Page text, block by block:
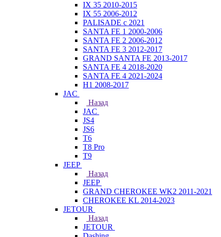
IX 35 2010-2015
IX 55 2006-2012
PALISADE с 2021
SANTA FE 1 2000-2006
SANTA FE 2 2006-2012
SANTA FE 3 2012-2017
GRAND SANTA FE 2013-2017
SANTA FE 4 2018-2020
SANTA FE 4 2021-2024
H1 2008-2017
JAC
Назад
JAC
JS4
JS6
T6
T8 Pro
T9
JEEP
Назад
JEEP
GRAND CHEROKEE WK2 2011-2021
CHEROKEE KL 2014-2023
JETOUR
Назад
JETOUR